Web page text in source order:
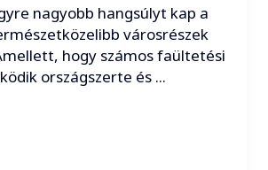
nagyobb hangsúlyt kap a
városrészek
hogy számos faültetési
országszerte és ...